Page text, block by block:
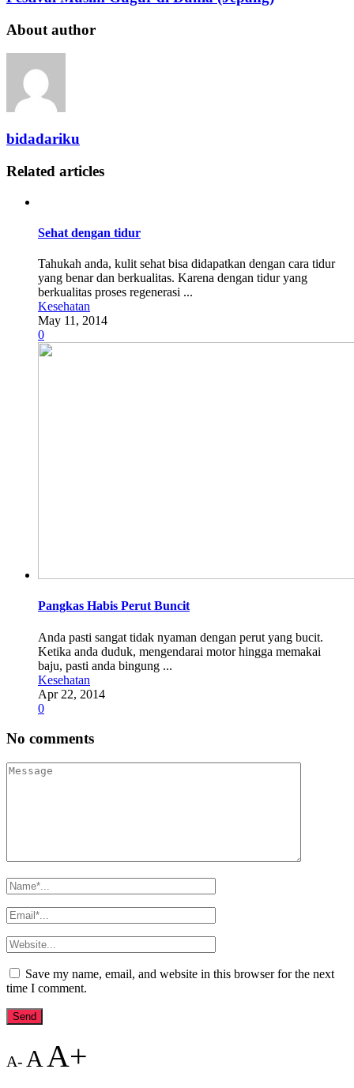
About author
bidadariku
Related articles
Sehat dengan tidur
Tahukah anda, kulit sehat bisa didapatkan dengan cara tidur
yang benar dan berkualitas. Karena dengan tidur yang
berkualitas proses regenerasi ...
Kesehatan
May 11, 2014
0
Pangkas Habis Perut Buncit
Anda pasti sangat tidak nyaman dengan perut yang bucit.
Ketika anda duduk, mengendarai motor hingga memakai
baju, pasti anda bingung ...
Kesehatan
Apr 22, 2014
0
No comments
Save my name, email, and website in this browser for the next
time I comment.
A- A A+